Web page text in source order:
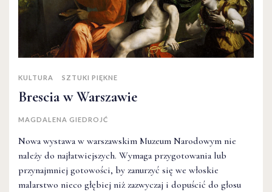
KULTURA SZTUKI PIĘKNE
Brescia w Warszawie
MAGDALENA GIEDROJĆ
Nowa wystawa w warszawskim Muzeum Narodowym nie
należy do najłatwiejszych. Wymaga przygotowania lub
przynajmniej gotowości, by zanurzyć się we włoskie
malarstwo nieco głębiej niż zazwyczaj i dopuścić do głosu